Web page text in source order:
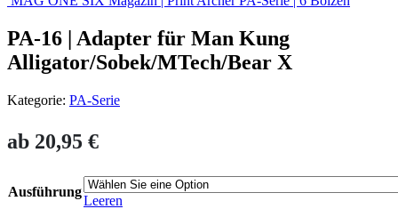
PA-16 | Adapter für Man Kung
Alligator/Sobek/MTech/Bear X
Kategorie: PA-Serie
ab 20,95 €
Ausführung
Leeren